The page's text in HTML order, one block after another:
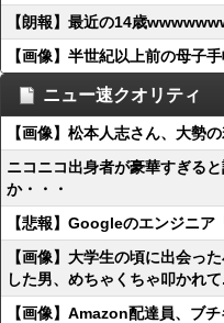
【朗報】最近の14歳
【画像】半世紀以上前の母子
ニュー速クオリティ
【画像】松本人志さん、大勢
ニコニコ出身者が豪華すぎる
か・・・
【悲報】Googleのエンジニア
【画像】大学生の頃に出会っ
した男、めちゃくちゃ叩かれ
【画像】Amazon配達員、ブ